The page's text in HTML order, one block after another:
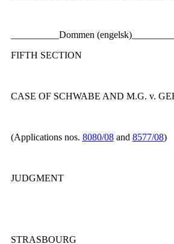
__________Dommen
FIFTH SECTION
CASE OF SCHWABE AND M.G. v.
(Applications nos. 8080/08and 8577/08)
JUDGMENT
STRASBOURG